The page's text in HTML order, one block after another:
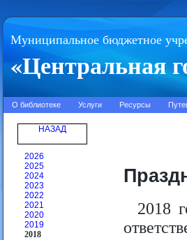
Муниципальное бюджетное
«Центральная
О библиотеке Услуги Ресурсы
НАЗАД
2026
2025
2024
2023
2022
2021
2020
2019
2018
2018